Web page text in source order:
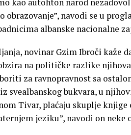
obrazovanje”, navodi se u
albanske nacionalne
novinar Gzim Ibroči kaže
na političke razlike
za ravnopravnost sa
svealbanskog bukvara, u
Tivar, plaćaju skuplje knjige
jeziku”, navodi on